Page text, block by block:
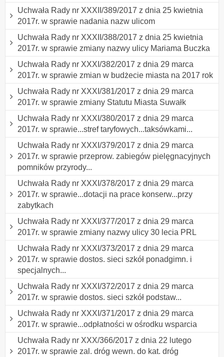
Uchwała Rady nr XXXII/389/2017 z dnia 25 kwietnia
2017r. w sprawie nadania nazw ulicom
Uchwała Rady nr XXXII/388/2017 z dnia 25 kwietnia
2017r. w sprawie zmiany nazwy ulicy Mariama Buczka
Uchwała Rady nr XXXI/382/2017 z dnia 29 marca
2017r. w sprawie zmian w budżecie miasta na 2017 rok
Uchwała Rady nr XXXI/381/2017 z dnia 29 marca
2017r. w sprawie zmiany Statutu Miasta Suwałk
Uchwała Rady nr XXXI/380/2017 z dnia 29 marca
2017r. w sprawie...stref taryfowych...taksówkami...
Uchwała Rady nr XXXI/379/2017 z dnia 29 marca
2017r. w sprawie przeprow. zabiegów pielęgnacyjnych
pomników przyrody...
Uchwała Rady nr XXXI/378/2017 z dnia 29 marca
2017r. w sprawie...dotacji na prace konserw...przy
zabytkach
Uchwała Rady nr XXXI/377/2017 z dnia 29 marca
2017r. w sprawie zmiany nazwy ulicy 30 lecia PRL
Uchwała Rady nr XXXI/373/2017 z dnia 29 marca
2017r. w sprawie dostos. sieci szkół ponadgimn. i
specjalnych...
Uchwała Rady nr XXXI/372/2017 z dnia 29 marca
2017r. w sprawie dostos. sieci szkół podstaw...
Uchwała Rady nr XXXI/371/2017 z dnia 29 marca
2017r. w sprawie...odpłatności w ośrodku wsparcia
Uchwała Rady nr XXX/366/2017 z dnia 22 lutego
2017r. w sprawie zal. dróg wewn. do kat. dróg